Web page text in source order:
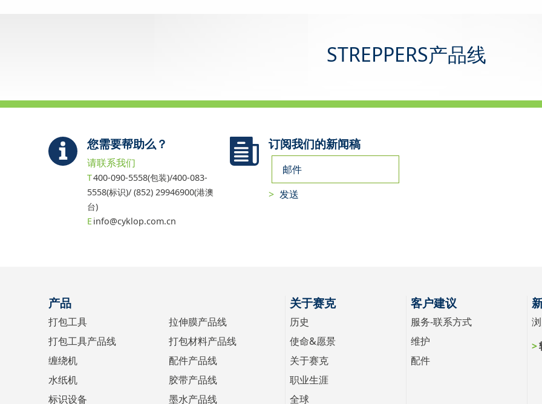
STREPPERS产品线
您需要帮助么？
请联系我们
400-090-5558(包装)/400-083-
5558(标识)/ (852) 29946900(港澳
台)
info@cyklop.com.cn
订阅我们的新闻稿
产品
打包工具
打包工具产品线
缠绕机
水纸机
标识设备
拉伸膜产品线
打包材料产品线
配件产品线
胶带产品线
墨水产品线
关于赛克
历史
使命&愿景
关于赛克
职业生涯
全球
客户建议
服务-联系方式
维护
配件